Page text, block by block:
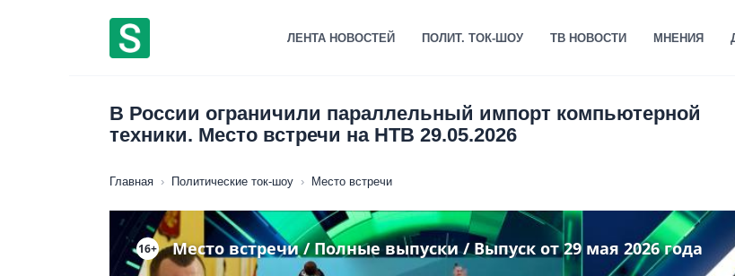
ЛЕНТА НОВОСТЕЙ ПОЛИТ. ТОК-ШОУ ТВ НОВОСТИ МНЕНИЯ
В России ограничили параллельный импорт компьютерной
техники. Место встречи на НТВ 29.05.2026
Главная › Политические ток-шоу › Место встречи